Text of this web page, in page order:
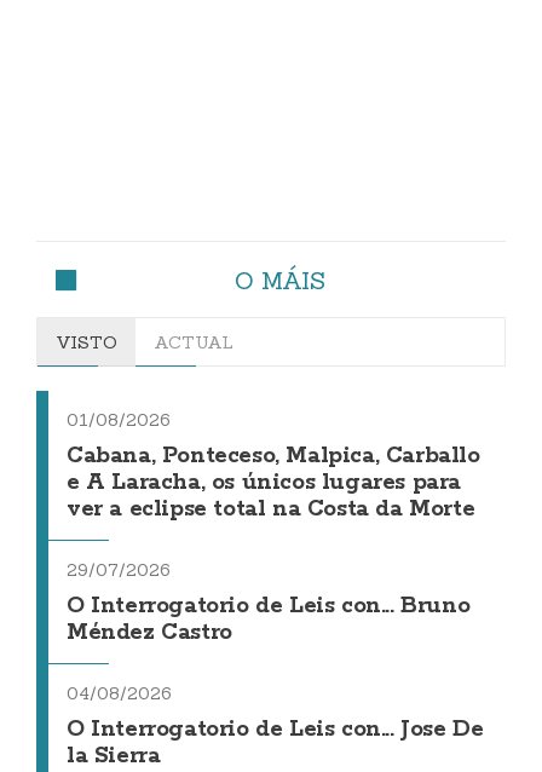
O MÁIS
VISTO ACTUAL
01/08/2026
Cabana, Ponteceso, Malpica, Carballo
e A Laracha, os únicos lugares para
ver a eclipse total na Costa da Morte
29/07/2026
O Interrogatorio de Leis con... Bruno
Méndez Castro
04/08/2026
O Interrogatorio de Leis con... Jose De
la Sierra